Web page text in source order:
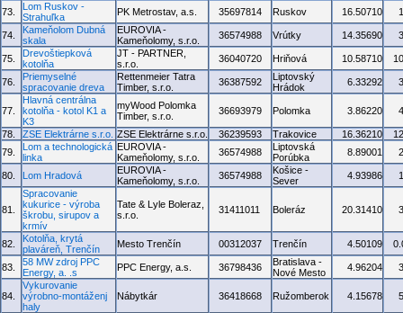
73.
Lom Ruskov -
Strahuľka
PK Metrostav, a.s. 35697814 Ruskov 16.50710
74.
Kameňolom Dubná
skala
EUROVIA -
Kameňolomy, s.r.o.
36574988 Vrútky 14.35690
75.
Drevoštiepková
kotolňa
JT - PARTNER,
s.r.o.
36040720 Hriňová 10.58710
76.
Priemyselné
spracovanie dreva
Rettenmeier Tatra
Timber, s.r.o.
36387592
Liptovský
Hrádok
6.33292
77.
Hlavná centrálna
kotolňa - kotol K1 a
K3
myWood Polomka
Timber, s.r.o.
36693979 Polomka 3.86220
78. ZSE Elektrárne s.r.o. ZSE Elektrárne s.r.o. 36239593 Trakovice 16.36210
79.
Lom a technologická
linka
EUROVIA -
Kameňolomy, s.r.o.
36574988
Liptovská
Porúbka
8.89001
80. Lom Hradová
EUROVIA -
Kameňolomy, s.r.o.
36574988
Košice -
Sever
4.93986
81.
Spracovanie
kukurice - výroba
škrobu, sirupov a
krmív
Tate & Lyle Boleraz,
s.r.o.
31411011 Boleráz 20.31410
82.
Kotolňa, krytá
plaváreň, Trenčín
Mesto Trenčín 00312037 Trenčín 4.50109
83.
58 MW zdroj PPC
Energy, a. .s
PPC Energy, a.s. 36798436
Bratislava -
Nové Mesto
4.96204
84.
Vykurovanie
výrobno-montáženj
haly
Nábytkár 36418668 Ružomberok 4.15678